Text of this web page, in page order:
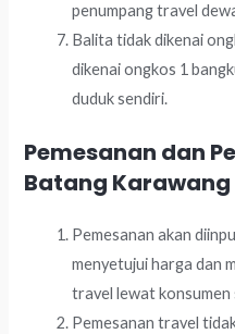
penumpang travel
Balita tidak dikenai
dikenai ongkos 1
duduk sendiri.
Pemesanan dan
Batang Karawang
Pemesanan akan
menyetujui harga dan
travel lewat konsumen
Pemesanan travel